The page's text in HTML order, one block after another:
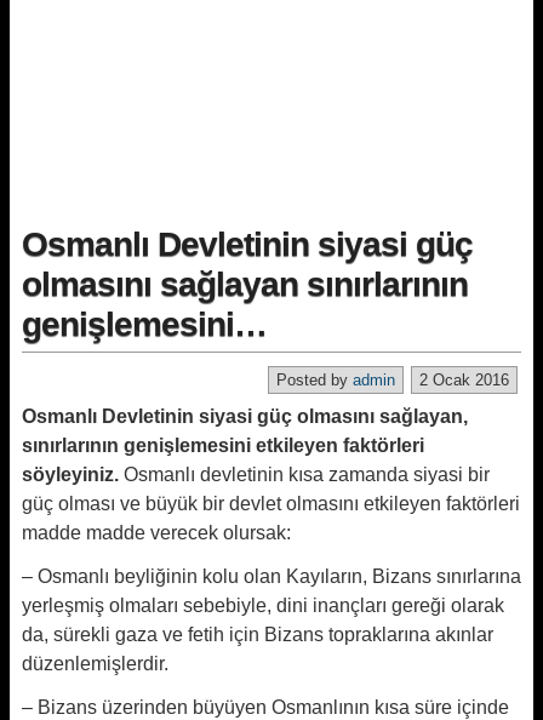
Osmanlı Devletinin siyasi güç
olmasını sağlayan sınırlarının
genişlemesini…
2 Ocak 2016
Posted by admin
Osmanlı Devletinin siyasi güç olmasını sağlayan,
sınırlarının genişlemesini etkileyen faktörleri
söyleyiniz. Osmanlı devletinin kısa zamanda siyasi bir
güç olması ve büyük bir devlet olmasını etkileyen faktörleri
madde madde verecek olursak:
– Osmanlı beyliğinin kolu olan Kayıların, Bizans sınırlarına
yerleşmiş olmaları sebebiyle, dini inançları gereği olarak
da, sürekli gaza ve fetih için Bizans topraklarına akınlar
düzenlemişlerdir.
– Bizans üzerinden büyüyen Osmanlının kısa süre içinde